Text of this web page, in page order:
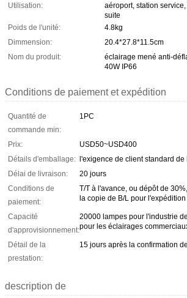
Utilisation:
aéroport, station
suite
Poids de l'unité:
4.8kg
Dimmension:
20.4*27.8*11.5cm
Nom du produit:
éclairage mené anti-
40W IP66
Conditions de paiement et expédition
Quantité de
commande min:
1PC
Prix:
USD50~USD400
Détails d'emballage: l'exigence de client standard de
Délai de livraison:
20 jours
Conditions de
paiement:
T/T à l'avance, ou dépôt de
la copie de B/L pour
Capacité
d'approvisionnement:
20000 lampes pour l'industrie
pour les éclairages
Détail de la
prestation:
15 jours après la confirmation
description de